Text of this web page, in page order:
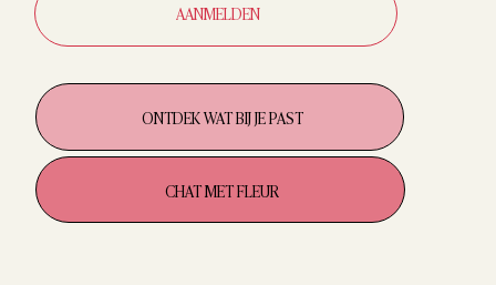
AANMELDEN
ONTDEK WAT BIJ JE PAST
CHAT MET FLEUR